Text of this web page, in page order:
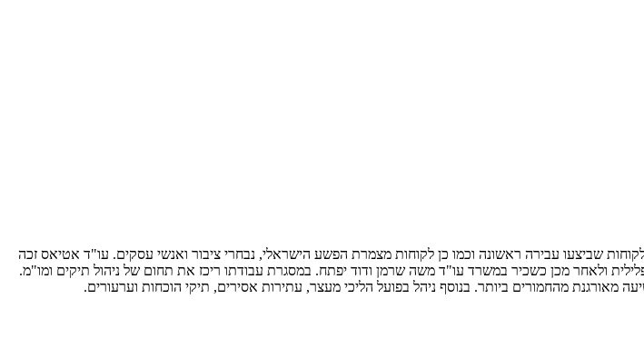
שביצעו עבירה ראשונה וכמו כן לקוחות מצמרת הפשע הישראלי, נבחרי ציבור ואנשי עסקים. עו"ד אטיאס זכה
ולאחר מכן כשכיר במשרד עו"ד משה שרמן ודוד יפתח. במסגרת עבודתו ריכז את תחום של ניהול תיקים ומו"מ.
מאורגנת מהחמורים ביותר. בנוסף ניהל בפועל הליכי מעצר, עתירות אסירים, תיקי הוכחות וערעורים.